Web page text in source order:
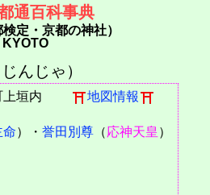
通百科事典
定・京都の神社）
んじゃ）
町上垣内 地図情報
命）・ 誉田別尊 （応神天皇 ）